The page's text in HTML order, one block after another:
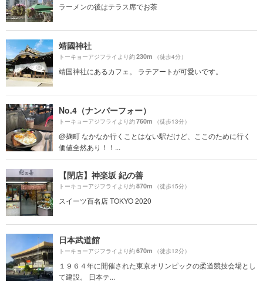
ラーメンの後はテラス席でお茶
靖國神社
トーキョーアジフライより約230m （徒歩4分）
靖国神社にあるカフェ。 ラテアートが可愛いです。
No.4（ナンバーフォー）
トーキョーアジフライより約760m （徒歩13分）
@麹町 なかなか行くことはない駅だけど、ここのために行く
価値全然あり！！...
【閉店】神楽坂 紀の善
トーキョーアジフライより約870m （徒歩15分）
スイーツ百名店 TOKYO 2020
日本武道館
トーキョーアジフライより約670m （徒歩12分）
１９６４年に開催された東京オリンピックの柔道競技会場とし
て建設。 日本テ...